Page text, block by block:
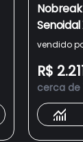
1500va
C/eng
vendido
R$
cerca de